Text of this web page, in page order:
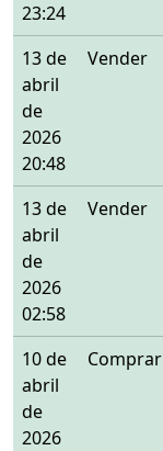
23:24
13 de
abril
de
2026
20:48
Vender
13 de
abril
de
2026
02:58
Vender
10 de
abril
de
2026
Comprar